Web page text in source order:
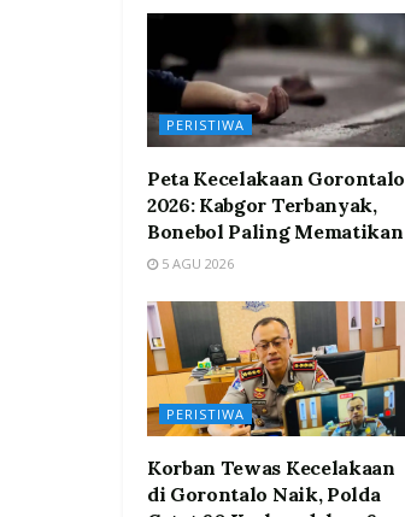
PERISTIWA
Peta Kecelakaan Gorontalo
2026: Kabgor Terbanyak,
Bonebol Paling Mematikan
5 AGU 2026
PERISTIWA
Korban Tewas Kecelakaan
di Gorontalo Naik, Polda